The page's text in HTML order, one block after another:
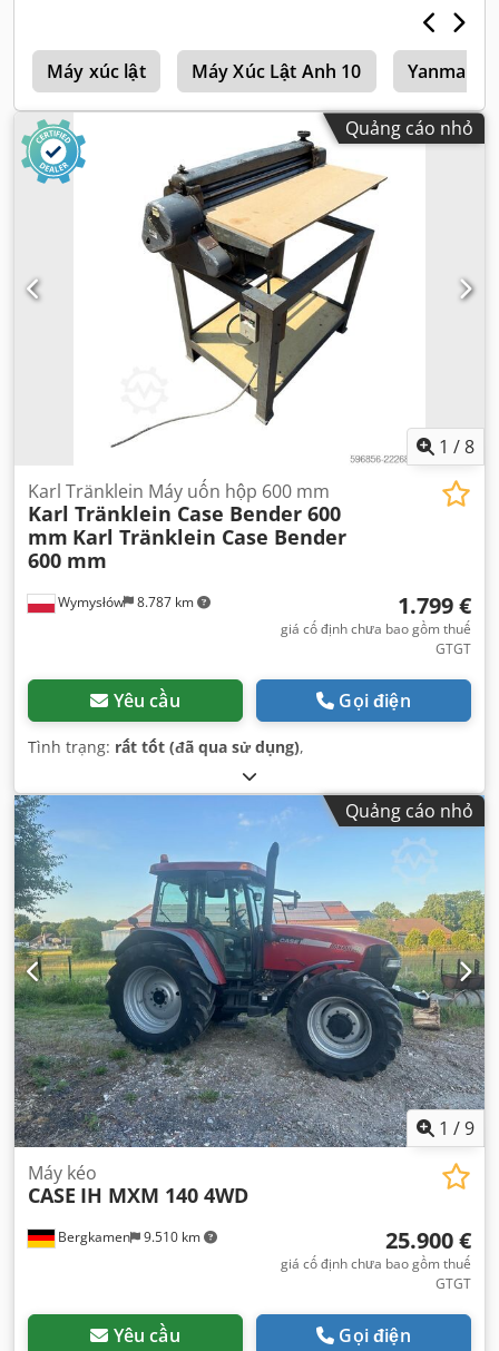
Máy xúc lật Máy Xúc Lật Anh 10 Yanmar
Quảng cáo nhỏ
1 /8
Wymysłów 8.787 km
Karl Tränklein Máy uốn hộp 600 mm
Karl Tränklein Case Bender 600
mm Karl Tränklein Case Bender
600 mm
1.799 €
giá cố định chưa bao gồm thuế
GTGT
Yêu cầu Gọi điện
Tình trạng: rất tốt (đã qua sử dụng),
Quảng cáo nhỏ
1 /9
Bergkamen 9.510 km
Máy kéo
CASE IH MXM 140 4WD
25.900 €
giá cố định chưa bao gồm thuế
GTGT
Yêu cầu Gọi điện